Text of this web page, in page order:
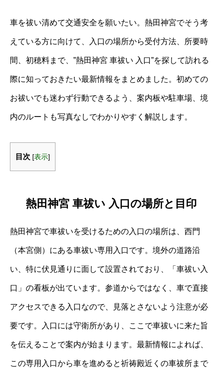
車を祓い清めて交通安全を願いたい。熱田神宮でそう考
えている方に向けて、入口の場所から受付方法、所要時
間、初穂料まで、”熱田神宮 車祓い 入口”を探して訪れる
際に知っておきたい最新情報をまとめました。初めての
お祓いでも迷わず行動できるよう、案内板や駐車場、境
内のルートも写真なしでわかりやすく解説します。
目次 [表示]
熱田神宮 車祓い 入口の場所と目印
熱田神宮で車祓いを受けるための入口の場所は、西門
（本宮側）にある車祓い専用入口です。境外の道路沿
い、特に伏見通りに面して設置されており、「車祓い入
口」の看板が出ています。参道からではなく、車で直接
アクセスできる入口なので、見落とさないよう注意が必
要です。入口には守衛所があり、ここで車祓いに来た旨
を伝えることで案内が始まります。最新情報によれば、
この専用入口から車を進めると祈祷殿近くの車祓所まで